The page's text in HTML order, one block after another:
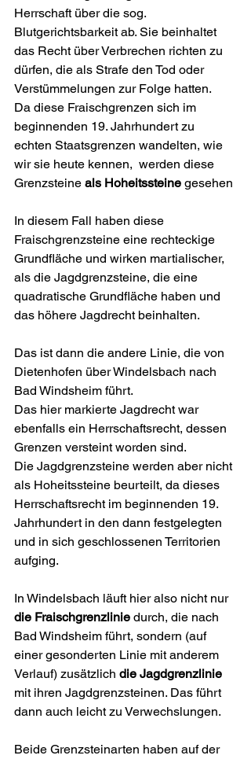
Herrschaft über die sog.
Blutgerichtsbarkeit ab. Sie beinhaltet
das Recht über Verbrechen richten zu
dürfen, die als Strafe den Tod oder
Verstümmelungen zur Folge hatten.
Da diese Fraischgrenzen sich im
beginnenden 19. Jahrhundert zu
echten Staatsgrenzen wandelten, wie
wir sie heute kennen,  werden diese
Grenzsteine als Hoheitssteine gesehen
In diesem Fall haben diese
Fraischgrenzsteine eine rechteckige
Grundfläche und wirken martialischer,
als die Jagdgrenzsteine, die eine
quadratische Grundfläche haben und
das höhere Jagdrecht beinhalten.
Das ist dann die andere Linie, die von
Dietenhofen über Windelsbach nach
Bad Windsheim führt.
Das hier markierte Jagdrecht war
ebenfalls ein Herrschaftsrecht, dessen
Grenzen versteint worden sind.
Die Jagdgrenzsteine werden aber nicht
als Hoheitssteine beurteilt, da dieses
Herrschaftsrecht im beginnenden 19.
Jahrhundert in den dann festgelegten
und in sich geschlossenen Territorien
aufging.
In Windelsbach läuft hier also nicht nur
die Fraischgrenzlinie durch, die nach
Bad Windsheim führt, sondern (auf
einer gesonderten Linie mit anderem
Verlauf) zusätzlich die Jagdgrenzlinie
mit ihren Jagdgrenzsteinen. Das führt
dann auch leicht zu Verwechslungen.
Beide Grenzsteinarten haben auf der